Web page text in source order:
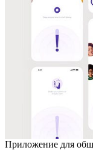
Приложение для